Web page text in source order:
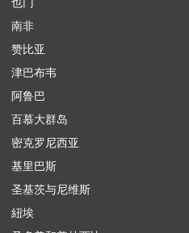
南非
赞比亚
津巴布韦
阿鲁巴
百慕大群岛
密克罗尼西亚
基里巴斯
圣基茨与尼维斯
紐埃